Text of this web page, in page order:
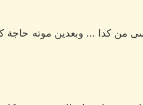
من كدا ... وبعدين موته حاجة